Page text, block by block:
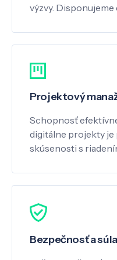
výzvy. Disponujeme
Projektový
Schopnosť
digitálne projekty je
skúsenosti s
Bezpečnosť a